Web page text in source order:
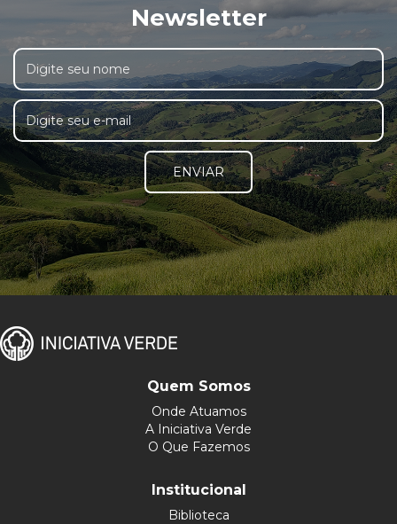
Newsletter
ENVIAR
Quem Somos
Onde Atuamos
A Iniciativa Verde
O Que Fazemos
Institucional
Biblioteca